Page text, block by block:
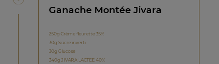
Ganache Montée Jivara
250g Crème fleurette 35%
30g Sucre inverti
30g Glucose
340g JIVARA LACTEE 40%